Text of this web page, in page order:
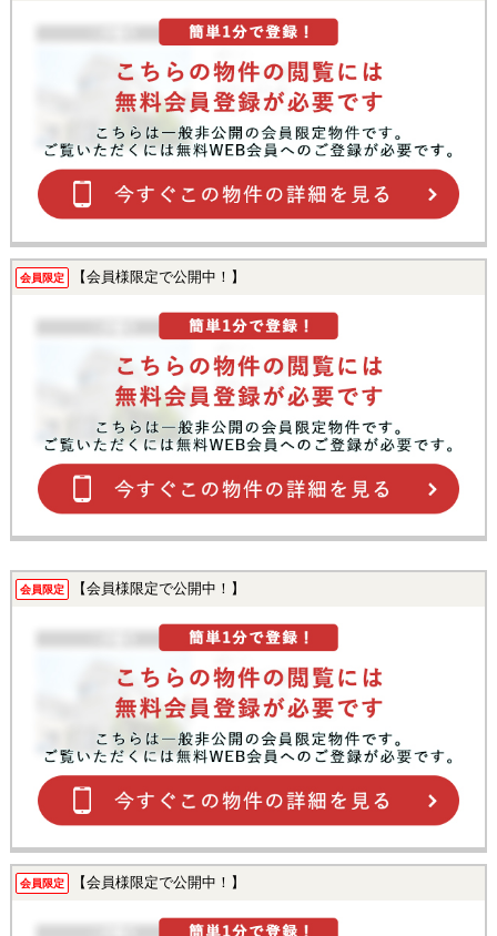
会員限定 【会員様限定で公開中！】
会員限定 【会員様限定で公開中！】
会員限定 【会員様限定で公開中！】